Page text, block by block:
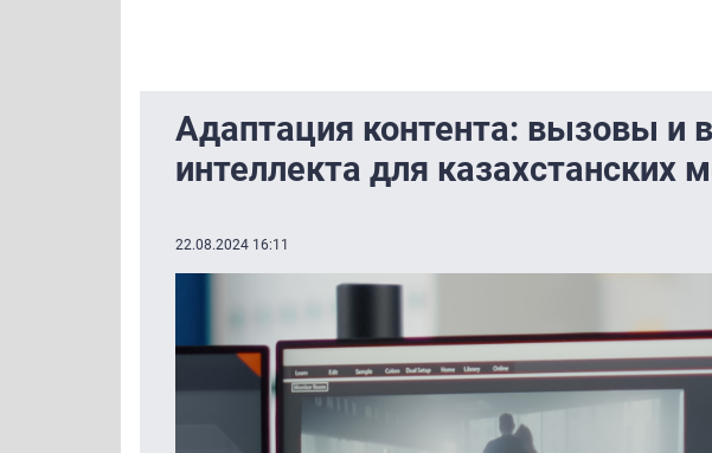
Адаптация контента: вызовы и
интеллекта для казахстанских
22.08.2024 16:11